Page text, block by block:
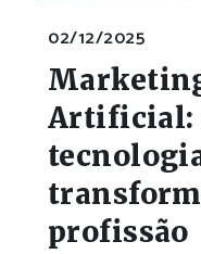
02/12/2025
Artificial:
profissão